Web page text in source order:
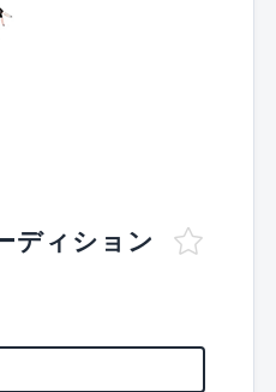
ディション